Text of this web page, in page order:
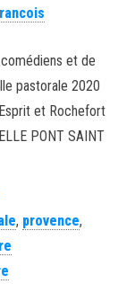
comédiens et de
pastorale 2020
et Rochefort
PONT SAINT
, provence,